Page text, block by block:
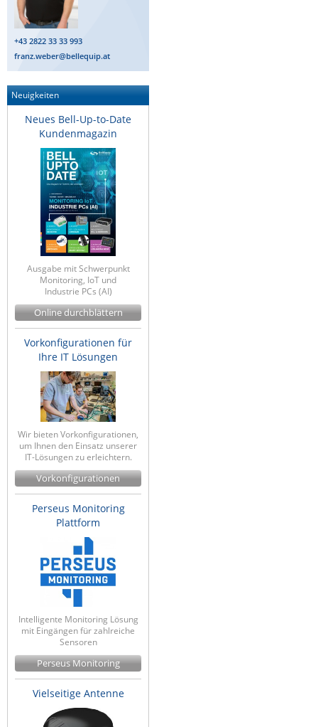
+43 2822 33 33 993
franz.weber@bellequip.at
Neuigkeiten
Neues Bell-Up-to-Date
Kundenmagazin
Ausgabe mit Schwerpunkt
Monitoring, IoT und
Industrie PCs (AI)
Online durchblättern
Vorkonfigurationen für
Ihre IT Lösungen
Wir bieten Vorkonfigurationen,
um Ihnen den Einsatz unserer
IT-Lösungen zu erleichtern.
Vorkonfigurationen
Perseus Monitoring
Plattform
Intelligente Monitoring Lösung
mit Eingängen für zahlreiche
Sensoren
Perseus Monitoring
Vielseitige Antenne